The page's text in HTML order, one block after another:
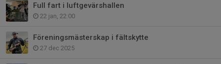
Full fart i luftgevärshallen
22 jan, 22:00
Föreningsmästerskap i fältskytte
27 dec 2025